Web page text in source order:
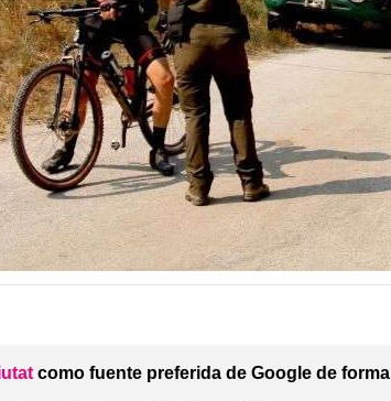
como fuente preferida de Google de forma